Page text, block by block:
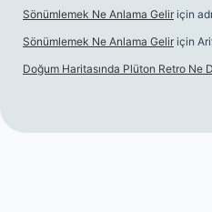
Sönümlemek Ne Anlama Gelir için
Sönümlemek Ne Anlama Gelir için
Doğum Haritasında Plüton Retro Ne